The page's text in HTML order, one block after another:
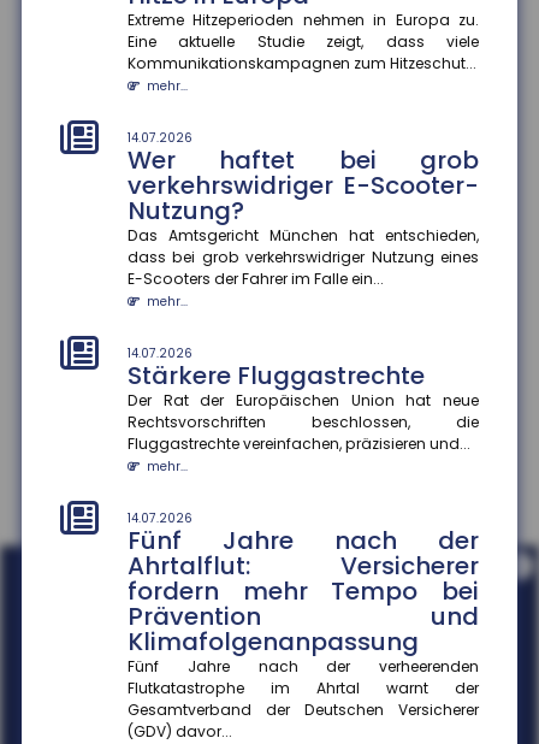
Extreme Hitzeperioden nehmen in Europa zu.
Eine aktuelle Studie zeigt, dass viele
Kommunikationskampagnen zum Hitzeschut...
mehr...
14.07.2026
Wer haftet bei grob
verkehrswidriger E-Scooter-
Nutzung?
Das Amtsgericht München hat entschieden,
dass bei grob verkehrswidriger Nutzung eines
E-Scooters der Fahrer im Falle ein...
mehr...
14.07.2026
Stärkere Fluggastrechte
Der Rat der Europäischen Union hat neue
Rechtsvorschriften beschlossen, die
Fluggastrechte vereinfachen, präzisieren und...
mehr...
14.07.2026
Fünf Jahre nach der
Ahrtalflut: Versicherer
fordern mehr Tempo bei
Prävention und
Klimafolgenanpassung
Fünf Jahre nach der verheerenden
Flutkatastrophe im Ahrtal warnt der
Gesamtverband der Deutschen Versicherer
(GDV) davor...
mehr...
14.07.2026
Gefahrenkarten in Echtzeit
arbeitet die Universität Siegen an einem digitalen
Werkzeug, das Städte un...
mehr...
14.07.2026
Soziale Medien in den Ferien
Die Sommerferien bieten Jugendlichen die Chance,
abzuschalten und neue Energie zu tanken. Doch statt